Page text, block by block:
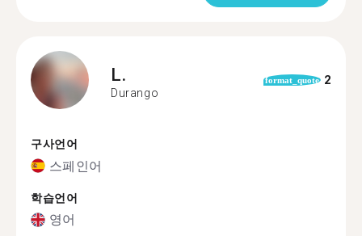
L.
Durango
format_quote 2
구사언어
스페인어
학습언어
영어